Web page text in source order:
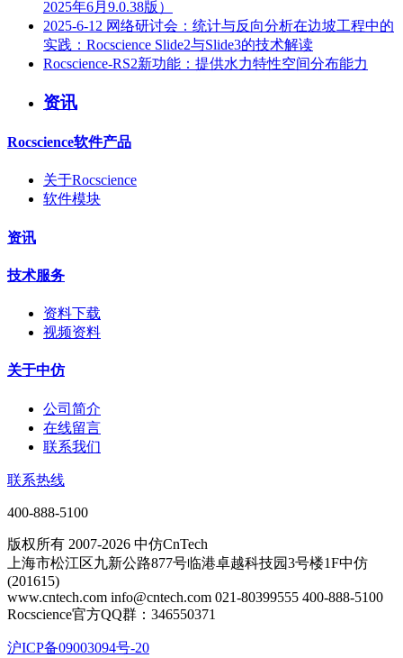
2025年6月9.0.38版）
2025-6-12 网络研讨会：统计与反向分析在边坡工程中的
实践：Rocscience Slide2与Slide3的技术解读
Rocscience-RS2新功能：提供水力特性空间分布能力
资讯
Rocscience软件产品
关于Rocscience
软件模块
资讯
技术服务
资料下载
视频资料
关于中仿
公司简介
在线留言
联系我们
联系热线
400-888-5100
版权所有 2007-2026 中仿CnTech
上海市松江区九新公路877号临港卓越科技园3号楼1F中仿
(201615)
www.cntech.com info@cntech.com 021-80399555 400-888-5100
Rocscience官方QQ群：346550371
沪ICP备09003094号-20